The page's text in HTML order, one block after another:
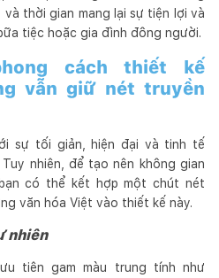
thời gian mang lại sự tiện lợi và
tiệc hoặc gia đình đông người.
cách thiết kế
vẫn giữ nét truyền
sự tối giản, hiện đại và tinh tế
nhiên, để tạo nên không gian
có thể kết hợp một chút nét
văn hóa Việt vào thiết kế này.
nhiên
tiên gam màu trung tính như